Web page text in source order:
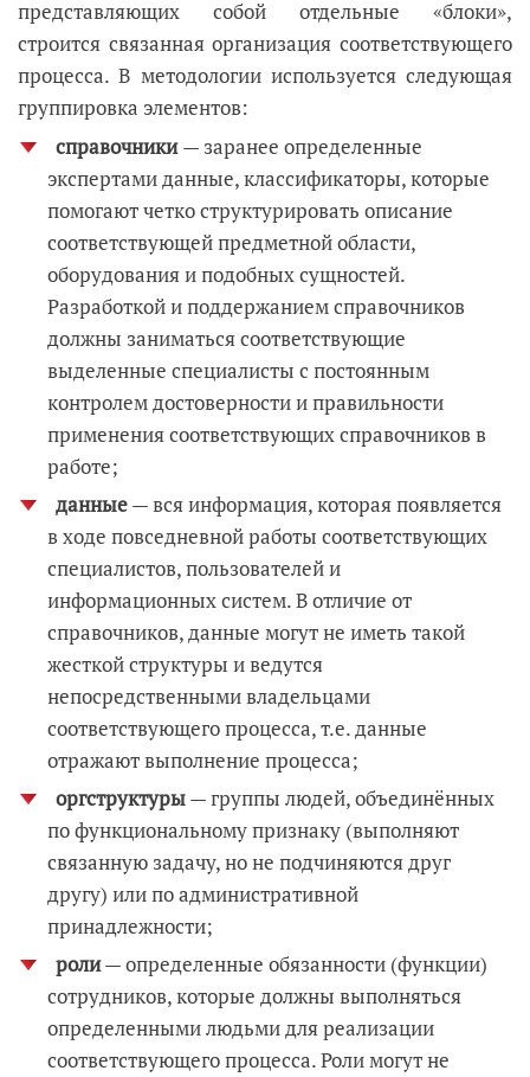
представляющих собой отдельные «блоки»,
строится связанная организация соответствующего
процесса. В методологии используется следующая
группировка элементов:
справочники— заранее определенные
экспертами данные, классификаторы, которые
помогают четко структурировать описание
соответствующей предметной области,
оборудования и подобных сущностей.
Разработкой и поддержанием справочников
должны заниматься соответствующие
выделенные специалисты с постоянным
контролем достоверности и правильности
применения соответствующих справочников в
работе;
данные— вся информация, которая появляется
в ходе повседневной работы соответствующих
специалистов, пользователей и
информационных систем. В отличие от
справочников, данные могут не иметь такой
жесткой структуры и ведутся
непосредственными владельцами
соответствующего процесса, т.е. данные
отражают выполнение процесса;
оргструктуры— группы людей, объединённых
по функциональному признаку (выполняют
связанную задачу, но не подчиняются друг
другу) или по административной
принадлежности;
роли— определенные обязанности (функции)
сотрудников, которые должны выполняться
определенными людьми для реализации
соответствующего процесса. Роли могут не